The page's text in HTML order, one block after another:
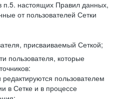
настоящих Правил данных,
от пользователей Сетки
присваиваемый Сеткой;
пользователя, которые
пользователем
в Сетке и в процессе